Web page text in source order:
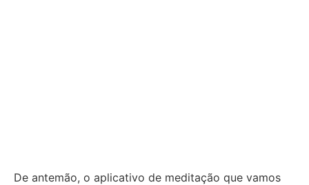
De antemão, o aplicativo de meditação que vamos